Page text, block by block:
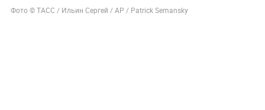
Фото © ТАСС / Ильин Сергей / АР / Patrick Semansky